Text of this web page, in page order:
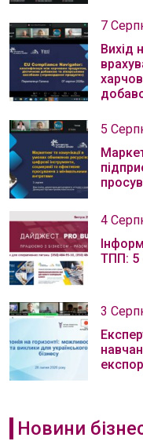
7
Вихід
5
4
ТПП: 5
3
Новини